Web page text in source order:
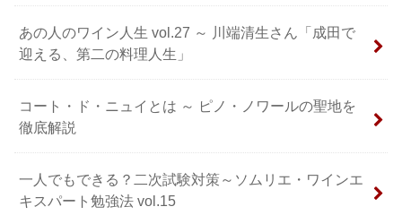
あの人のワイン人生 vol.27 ～ 川端清生さん「成田で
迎える、第二の料理人生」
コート・ド・ニュイとは ～ ピノ・ノワールの聖地を
徹底解説
一人でもできる？二次試験対策～ソムリエ・ワインエ
キスパート勉強法 vol.15